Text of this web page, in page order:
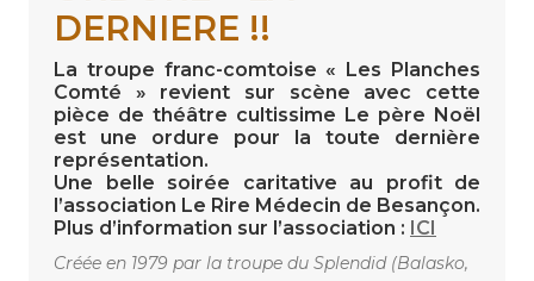
DERNIERE !!
La troupe franc-comtoise « Les Planches
Comté » revient sur scène avec cette
pièce de théâtre cultissime Le père Noël
est une ordure pour la toute dernière
représentation.
Une belle soirée caritative au profit de
l’association Le Rire Médecin de Besançon.
Plus d’information sur l’association : ICI
Créée en 1979 par la troupe du Splendid (Balasko,